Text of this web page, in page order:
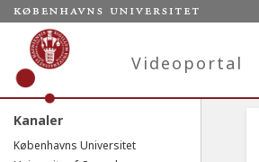
Videoportal
Kanaler
Københavns Universitet